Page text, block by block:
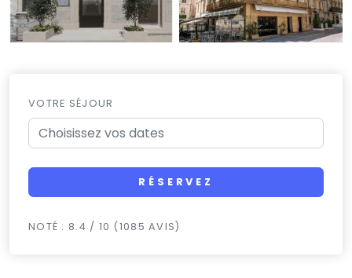
VOTRE SÉJOUR
RÉSERVEZ
NOTÉ : 8.4 / 10 (1085 AVIS)